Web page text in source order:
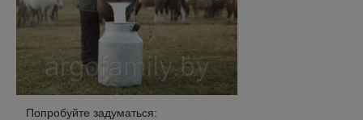
Попробуйте задуматься: